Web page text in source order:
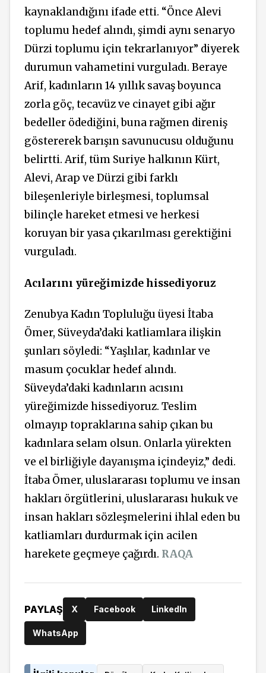
kaynaklandığını ifade etti. “Önce Alevi
toplumu hedef alındı, şimdi aynı senaryo
Dürzi toplumu için tekrarlanıyor” diyerek
durumun vahametini vurguladı. Beraye
Arif, kadınların 14 yıllık savaş boyunca
zorla göç, tecavüz ve cinayet gibi ağır
bedeller ödediğini, buna rağmen direniş
göstererek barışın savunucusu olduğunu
belirtti. Arif, tüm Suriye halkının Kürt,
Alevi, Arap ve Dürzi gibi farklı
bileşenleriyle birleşmesi, toplumsal
bilinçle hareket etmesi ve herkesi
koruyan bir yasa çıkarılması gerektiğini
vurguladı.
Acılarını yüreğimizde hissediyoruz
Zenubya Kadın Topluluğu üyesi İtaba
Ömer, Süveyda’daki katliamlara ilişkin
şunları söyledi: “Yaşlılar, kadınlar ve
masum çocuklar hedef alındı.
Süveyda’daki kadınların acısını
yüreğimizde hissediyoruz. Teslim
olmayıp topraklarına sahip çıkan bu
kadınlara selam olsun. Onlarla yürekten
ve el birliğiyle dayanışma içindeyiz,” dedi.
İtaba Ömer, uluslararası toplumu ve insan
hakları örgütlerini, uluslararası hukuk ve
insan hakları sözleşmelerini ihlal eden bu
katliamları durdurmak için acilen
harekete geçmeye çağırdı. RAQA
PAYLAŞ X Facebook LinkedIn
WhatsApp